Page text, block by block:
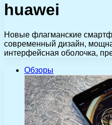
huawei
Новые флагманские
современный дизайн,
интерфейсная оболочка,
Обзоры